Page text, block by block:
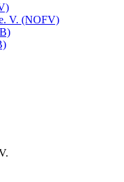
V. (NOFV)